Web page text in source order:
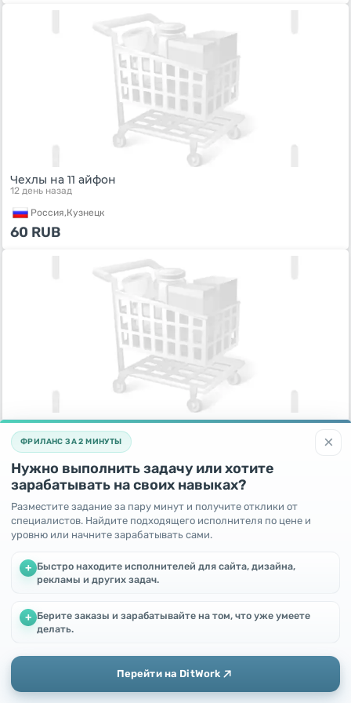
Чехлы на 11 айфон
12 день назад
Россия,Кузнецк
60 RUB
Mindray dp-50
12 день назад
280000RUB
Кабель КГХЛ-ТЭП 3х2,5 0,66 кВ (бухта (100м))
12 день назад
×
ФРИЛАНС ЗА 2 МИНУТЫ
Нужно выполнить задачу или хотите
зарабатывать на своих навыках?
Разместите задание за пару минут и получите отклики от
специалистов. Найдите подходящего исполнителя по цене и
уровню или начните зарабатывать сами.
+ Быстро находите исполнителей для сайта, дизайна,
рекламы и других задач.
+ Берите заказы и зарабатывайте на том, что уже умеете
делать.
Перейти на DitWork
Мы используем файлы cookie, чтобы улучшить работу и
Добавить Главная Сообщения Профиль